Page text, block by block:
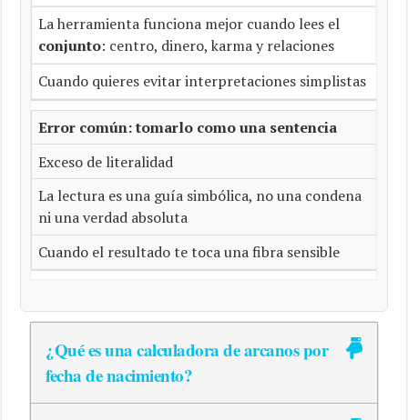
La herramienta funciona mejor cuando lees el
conjunto: centro, dinero, karma y relaciones
Cuando quieres evitar interpretaciones simplistas
Error común: tomarlo como una sentencia
Exceso de literalidad
La lectura es una guía simbólica, no una condena
ni una verdad absoluta
Cuando el resultado te toca una fibra sensible
¿Qué es una calculadora de arcanos por
fecha de nacimiento?